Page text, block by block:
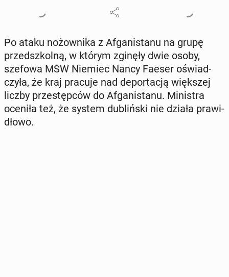
Po ataku no­żow­ni­ka z Afga­ni­sta­nu na grupę
przed­szkol­ną, w którym zginęły dwie osoby,
szefowa MSW Niemiec Nancy Faeser oświad­
czy­ła, że kraj pracuje nad de­por­ta­cją więk­szej
liczby prze­stęp­ców do Afga­ni­sta­nu. Mi­ni­stra
oceniła też, że system du­bliń­ski nie działa pra­wi­
dło­wo.